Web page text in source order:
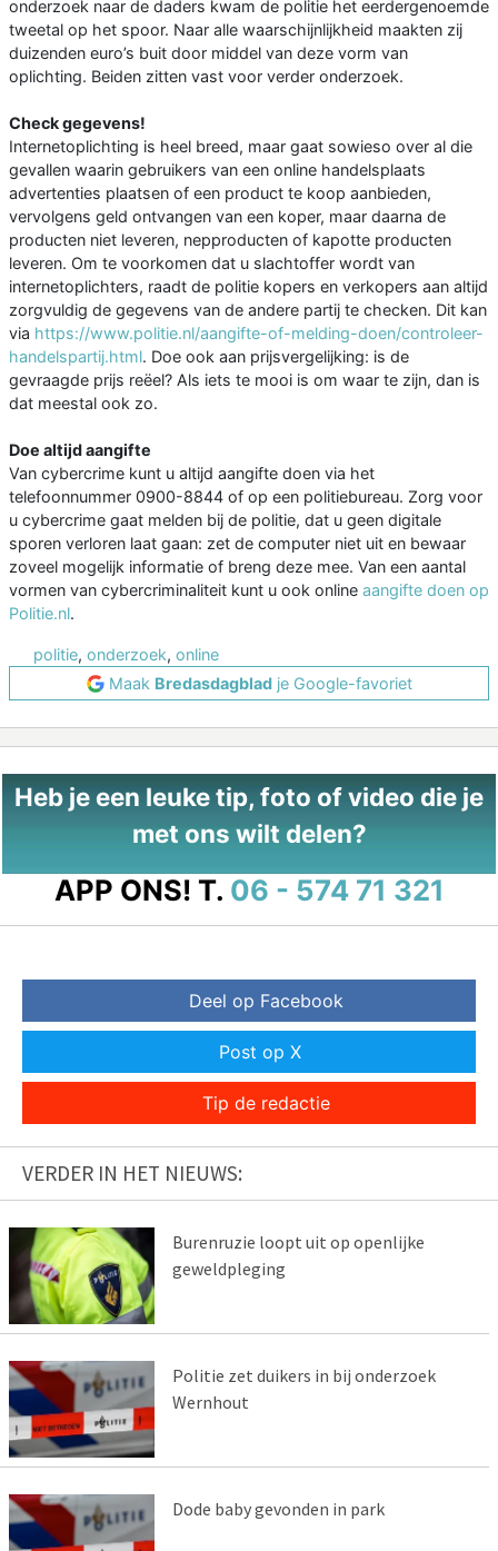
onderzoek naar de daders kwam de politie het eerdergenoemde
tweetal op het spoor. Naar alle waarschijnlijkheid maakten zij
duizenden euro’s buit door middel van deze vorm van
oplichting. Beiden zitten vast voor verder onderzoek.
Check gegevens!
Internetoplichting is heel breed, maar gaat sowieso over al die
gevallen waarin gebruikers van een online handelsplaats
advertenties plaatsen of een product te koop aanbieden,
vervolgens geld ontvangen van een koper, maar daarna de
producten niet leveren, nepproducten of kapotte producten
leveren. Om te voorkomen dat u slachtoffer wordt van
internetoplichters, raadt de politie kopers en verkopers aan altijd
zorgvuldig de gegevens van de andere partij te checken. Dit kan
via https://www.politie.nl/aangifte-of-melding-doen/controleer-
handelspartij.html. Doe ook aan prijsvergelijking: is de
gevraagde prijs reëel? Als iets te mooi is om waar te zijn, dan is
dat meestal ook zo.
Doe altijd aangifte
Van cybercrime kunt u altijd aangifte doen via het
telefoonnummer 0900-8844 of op een politiebureau. Zorg voor
u cybercrime gaat melden bij de politie, dat u geen digitale
sporen verloren laat gaan: zet de computer niet uit en bewaar
zoveel mogelijk informatie of breng deze mee. Van een aantal
vormen van cybercriminaliteit kunt u ook online aangifte doen op
Politie.nl.
politie, onderzoek, online
Maak Bredasdagbladje Google-favoriet
Heb je een leuke tip, foto of video die je
met ons wilt delen?
APP ONS! T. 06 - 574 71 321
Deel op Facebook
Post op X
Tip de redactie
VERDER IN HET NIEUWS:
Burenruzie loopt uit op openlijke
geweldpleging
Politie zet duikers in bij onderzoek
Wernhout
Dode baby gevonden in park